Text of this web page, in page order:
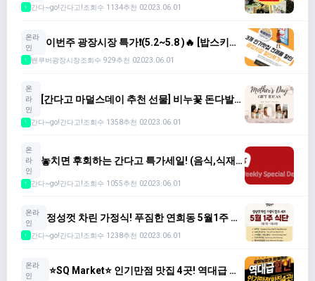
1 간다~go!간다고!조회수 1134추천 02023.06.01
온라
인
이번주 광장시장 특가❗️(5.2~5.8 )🔥 [밥스키친/
1 밴쿠버광장시장조회수 929추천 02023.06.01
온
라
인
[간다고 마덜스데이 추천 선물] 비누꽃 돈다발
1 간다~go!간다고!조회수 1358추천 02023.06.01
온
라
인
놓치면 후회하는 간다고 특가세일! (음식,식재
1 간다~go!간다고!조회수 1055추천 02023.06.01
온라
인
정성껏 차린 가정식! 푸짐한 연희동 5월1주 식
1 간다~go!간다고!조회수 1238추천 02023.06.01
온라
인
⭐️SQ Market⭐️ 인기만점 맛집 4곳! 역대급 할